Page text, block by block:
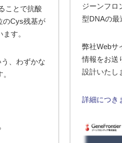
ことで抗酸
のCys残基が
す。
、わずかな
ジーンフロ
型DNAの最
弊社Webサ
情報をお送
設計いたし
詳細につき